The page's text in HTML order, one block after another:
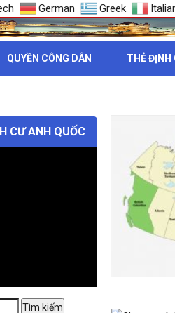
German Greek
QUYỀN CÔNG DÂN THẺ ĐỊNH
THẺ: ĐỊNH
Tìm kiếm